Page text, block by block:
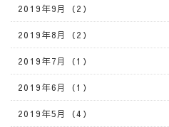
2019年9月（2）
2019年8月（2）
2019年7月（1）
2019年6月（1）
2019年5月（4）